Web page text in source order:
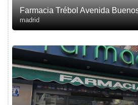
Farmacia Trébol Avenida
madrid